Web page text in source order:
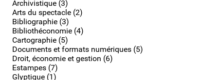
Archivistique (3)
Arts du spectacle (2)
Bibliographie (3)
Bibliothéconomie (4)
Cartographie (5)
Documents et formats numériques (5)
Droit, économie et gestion (6)
Estampes (7)
Glyptique (1)